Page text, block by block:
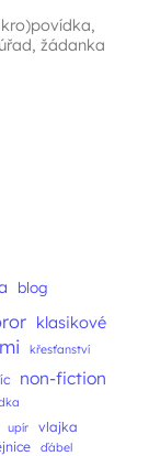
,
úřad, žádanka
blog
klasikové
křesťanství
non-fiction
upír
vlajka
ďábel